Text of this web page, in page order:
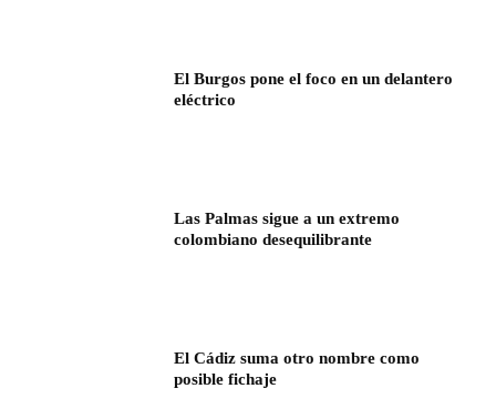
El Burgos pone el foco en un delantero
eléctrico
Las Palmas sigue a un extremo
colombiano desequilibrante
El Cádiz suma otro nombre como
posible fichaje